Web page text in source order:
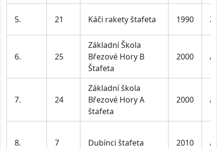
5. 21 Káči rakety štafeta 1990 Ž
6. 25
Základní Škola
Březové Hory B
Štafeta
2000 A
7. 24
Základní škola
Březové Hory A
štafeta
2000 A
8. 7 Dubínci štafeta 2010 A